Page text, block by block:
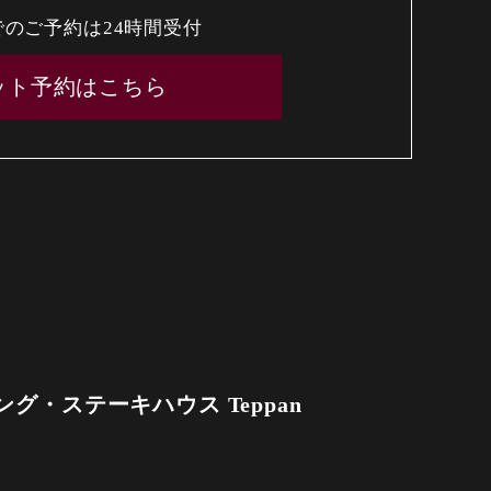
ご予約は24時間受付
ト予約はこちら
グ・ステーキハウス Teppan